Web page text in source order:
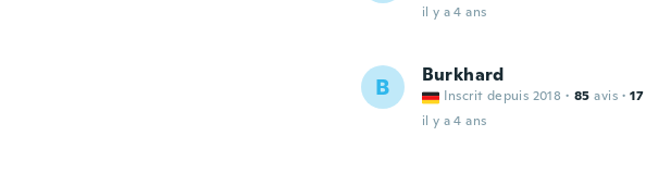
il y a 4 ans
B Burkhard
Inscrit depuis 2018 · 85 avis · 17
il y a 4 ans